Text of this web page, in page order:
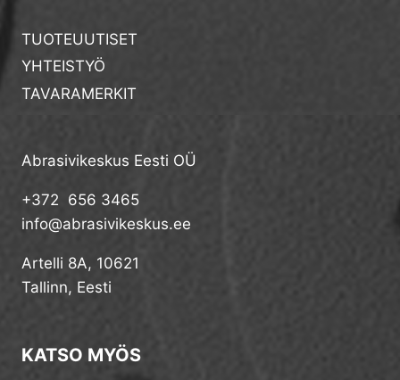
TUOTEUUTISET
YHTEISTYÖ
TAVARAMERKIT
Abrasivikeskus Eesti OÜ
+372 656 3465
info@abrasivikeskus.ee
Artelli 8A, 10621
Tallinn, Eesti
KATSO MYÖS